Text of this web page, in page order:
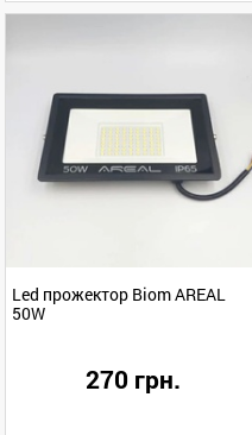
Led прожектор Biom AREAL
50W
270 грн.